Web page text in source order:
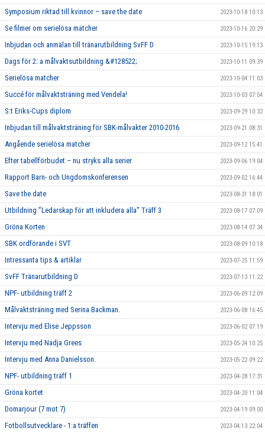
Symposium riktad till kvinnor – save the date 2023-10-18 10:13
Se filmer om serielösa matcher 2023-10-16 20:29
Inbjudan och anmälan till tränarutbildning SvFF D 2023-10-15 19:13
Dags för 2: a målvaktsutbildning &#128522; 2023-10-11 09:39
Serielösa matcher 2023-10-04 11:03
Succé för målvaktsträning med Vendela! 2023-10-03 07:54
S:t Eriks-Cups diplom 2023-09-29 10:32
Inbjudan till målvaktsträning för SBK-målvakter 2010-2016 2023-09-21 08:31
Angående serielösa matcher 2023-09-12 15:41
Efter tabellförbudet – nu stryks alla serier 2023-09-06 19:04
Rapport Barn- och Ungdomskonferensen 2023-09-02 16:44
Save the date 2023-08-31 18:01
Utbildning ”Ledarskap för att inkludera alla” Träff 3 2023-08-17 07:09
Gröna Korten 2023-08-14 07:34
SBK ordförande i SVT 2023-08-09 10:18
Intressanta tips & artiklar 2023-07-25 11:59
SvFF Tränarutbildning D 2023-07-13 11:22
NPF- utbildning träff 2 2023-06-09 12:09
Målvaktsträning med Serina Backman. 2023-06-08 16:45
Intervju med Elise Jeppsson 2023-06-02 07:19
Intervju med Nadja Grees 2023-05-24 10:25
Intervju med Anna Danielsson. 2023-05-22 09:22
NPF- utbildning träff 1 2023-04-28 17:31
Gröna kortet 2023-04-20 11:04
Domarjour (7 mot 7) 2023-04-19 09:00
Fotbollsutvecklare - 1:a träffen 2023-04-13 22:04